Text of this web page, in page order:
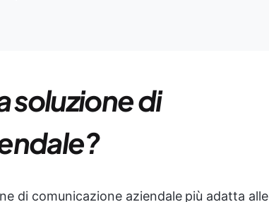
soluzione di
di comunicazione aziendale più adatta alle